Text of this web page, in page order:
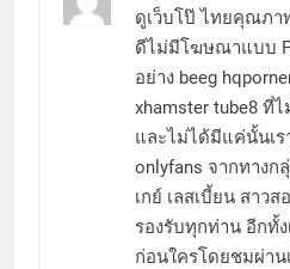
ดูเว็บโป๊ ไทยคุณภา
ดีไม่มีโฆษณาแบบ
อย่าง beeg
xhamster tube8 ที่
และไม่ได้มีแค่นั้นเร
onlyfans จากทาง
เกย์ เลสเบี้ยน สาว
รองรับทุกท่าน อีกทั้
ก่อนใครโดยชมผ่า